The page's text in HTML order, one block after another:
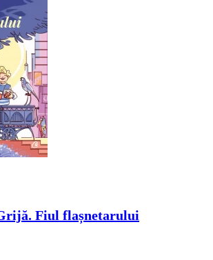
Fiul flașnetarului